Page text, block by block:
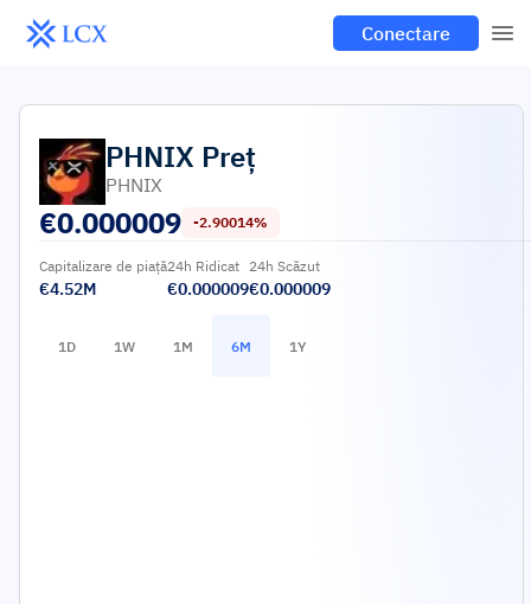
Conectare
PHNIX Preț
PHNIX
€0.000009 -2.90014%
Capitalizare de piață
€4.52M
24h Ridicat
€0.000009
24h Scăzut
€0.000009
1D 1W 1M 6M 1Y